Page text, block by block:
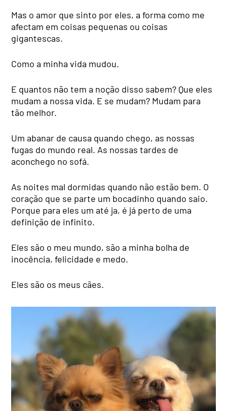
Mas o amor que sinto por eles, a forma como me
afectam em coisas pequenas ou coisas
gigantescas.
Como a minha vida mudou.
E quantos não tem a noção disso sabem? Que eles
mudam a nossa vida. E se mudam? Mudam para
tão melhor.
Um abanar de causa quando chego, as nossas
fugas do mundo real. As nossas tardes de
aconchego no sofá.
As noites mal dormidas quando não estão bem. O
coração que se parte um bocadinho quando saio.
Porque para eles um até ja, é já perto de uma
definição de infinito.
Eles são o meu mundo, são a minha bolha de
inocência, felicidade e medo.
Eles são os meus cães.